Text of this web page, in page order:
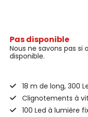
Pas disponible
Nous ne savons pas
disponible.
18 m de long, 300
Clignotements à
100 Led à lumière